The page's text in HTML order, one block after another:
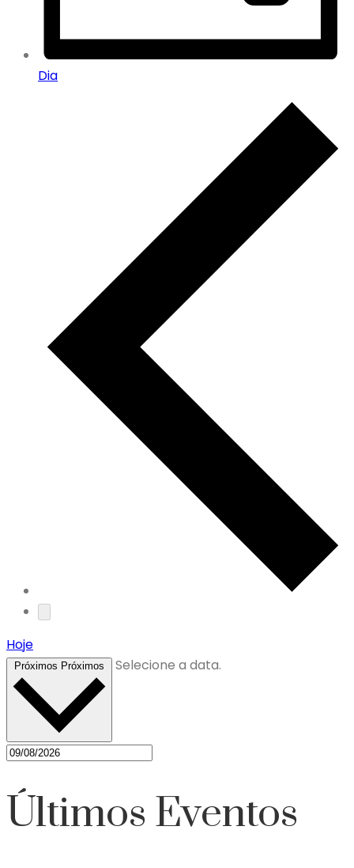
Dia
Hoje
Próximos Próximos Selecione a data.
Últimos Eventos